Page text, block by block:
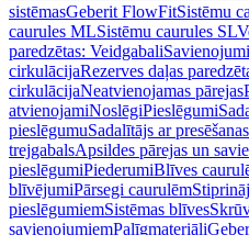
sistēmasGeberit FlowFitSistēmu
caurules MLSistēmu caurules SL
paredzētas: VeidgabaliSavienojumi
cirkulācijaRezerves daļas
cirkulācijaNeatvienojamas pārejas
atvienojamiNoslēgiPieslēgumi
pieslēgumuSadalītājs ar
trejgabalsApsildes pārejas un
pieslēgumiPiederumiBlīves
blīvējumiPārsegi caurulēm
pieslēgumiemSistēmas blīves
savienojumiemPalīgmateriāli